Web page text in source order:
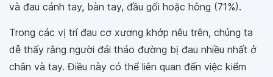
và đau cánh tay, bàn tay, đầu gối hoặc hông (71%).
Trong các vị trí đau cơ xương khớp nêu trên, chúng ta
dễ thấy rằng người đái tháo đường bị đau nhiều nhất ở
chân và tay. Điều này có thể liên quan đến việc kiểm